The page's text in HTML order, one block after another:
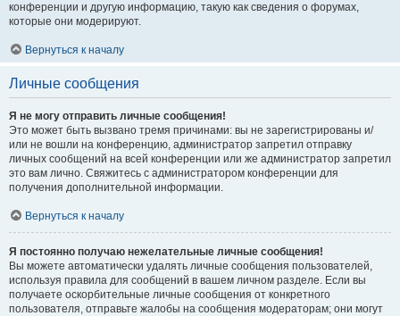
конференции и другую информацию, такую как сведения о форумах,
которые они модерируют.
Вернуться к началу
Личные сообщения
Я не могу отправить личные сообщения!
Это может быть вызвано тремя причинами: вы не зарегистрированы и/
или не вошли на конференцию, администратор запретил отправку
личных сообщений на всей конференции или же администратор запретил
это вам лично. Свяжитесь с администратором конференции для
получения дополнительной информации.
Вернуться к началу
Я постоянно получаю нежелательные личные сообщения!
Вы можете автоматически удалять личные сообщения пользователей,
используя правила для сообщений в вашем личном разделе. Если вы
получаете оскорбительные личные сообщения от конкретного
пользователя, отправьте жалобы на сообщения модераторам; они могут